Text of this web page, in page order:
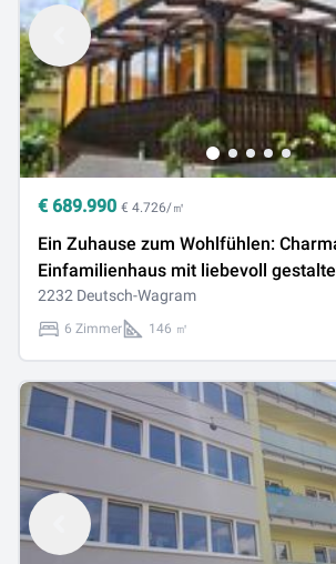
€ 689.990 € 4.726/㎡
Ein Zuhause zum Wohlfühlen:
Einfamilienhaus mit liebevoll
2232 Deutsch-Wagram
6 Zimmer 146 ㎡